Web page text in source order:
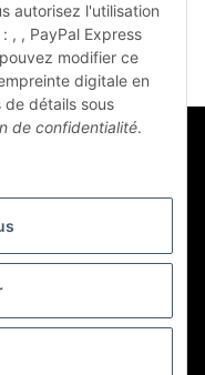
autorisez l'utilisation
, , PayPal Express
modifier ce
digitale en
de détails sous
de confidentialité.